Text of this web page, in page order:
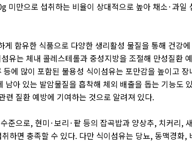
미만으로 섭취하는 비율이 상대적으로 높아 채소·과일
게 함유한 식품으로 다양한 생리활성 물질을 통해 건강
유는 체내 콜레스테롤과 중성지방을 조절해 만성질환
등에 많이 포함된 불용성 식이섬유는 포만감을 높이고 장
남아 있는 발암물질을 흡착해 체외 배출을 돕는 기능도 있
련 질환 예방에 기여하는 것으로 알려져 있다.
수준으로, 현미 ·보리 · 팥 등의 잡곡밥과 양상추, 치커리,새
하면 충족할 수 있다. 다만 식이섬유는 당뇨, 동맥경화,